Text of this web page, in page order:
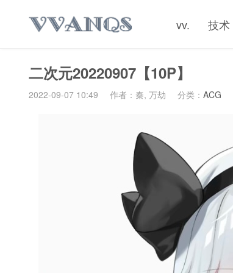
vv. 技术
二次元20220907【10P】
2022-09-07 10:49 作者：秦, 万劫 分类： ACG